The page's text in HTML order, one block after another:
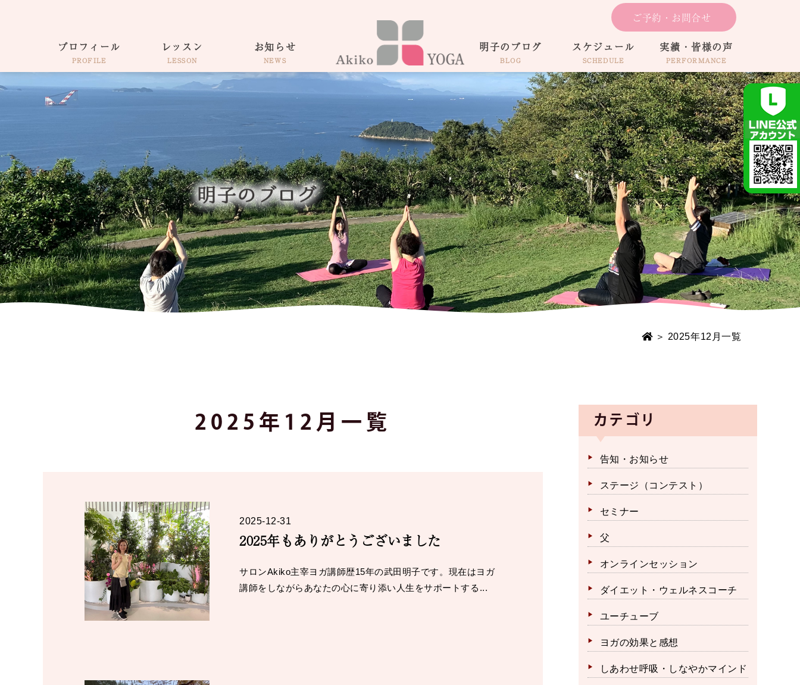
ご予約・お問合せ
プロフィール
PROFILE
レッスン
LESSON
サロンAkiko
ウェルネスコーチ
仕事着そのままヨガ
出張・各種イベント
お知らせ
NEWS
明子のブログ
BLOG
スケジュール
SCHEDULE
実績・皆様の声
PERFORMANCE
＞ 2025年12月一覧
2025年12月一覧
2025-12-31
2025年もありがとうございました
サロンAkiko主宰ヨガ講師歴15年の武田明子です。現在はヨガ
講師をしながらあなたの心に寄り添い人生をサポートする...
カテゴリ
告知・お知らせ
ステージ（コンテスト）
セミナー
父
オンラインセッション
ダイエット・ウェルネスコーチ
ユーチューブ
ヨガの効果と感想
しあわせ呼吸・しなやかマインド